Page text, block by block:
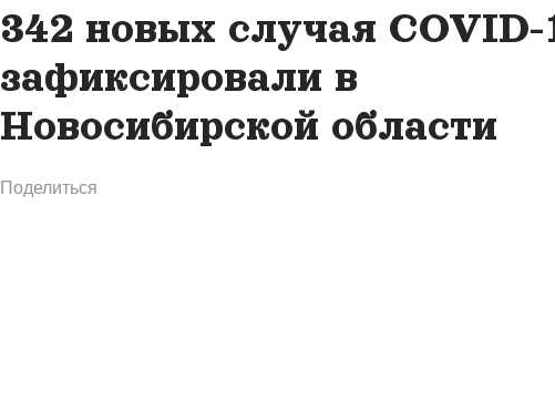
342 новых случая COVID-
зафиксировали в
Новосибирской области
Поделиться